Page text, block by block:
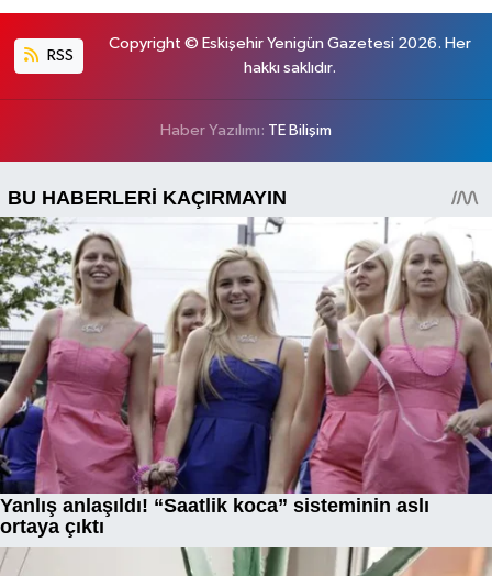
RSS
Copyright © Eskişehir Yenigün Gazetesi 2026. Her
hakkı saklıdır.
Haber Yazılımı: TE Bilişim